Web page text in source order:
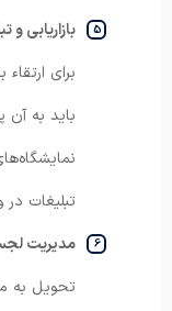
بازاریابی و
برای
باید به آن
تبلیغات
مدیریت
تحویل به